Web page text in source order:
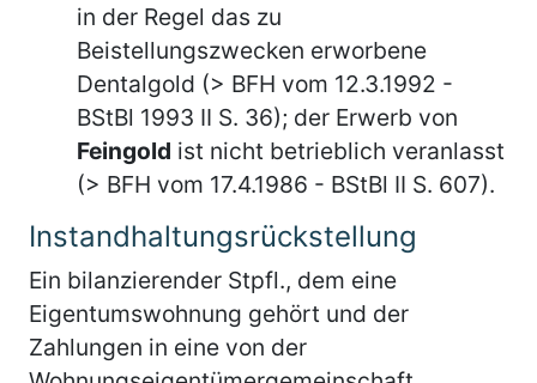
in der Regel das zu
Beistellungszwecken erworbene
Dentalgold (> BFH vom 12.3.1992 -
BStBl 1993 II S. 36); der Erwerb von
Feingold ist nicht betrieblich veranlasst
(> BFH vom 17.4.1986 - BStBl II S. 607).
Instandhaltungsrückstellung
Ein bilanzierender Stpfl., dem eine
Eigentumswohnung gehört und der
Zahlungen in eine von der